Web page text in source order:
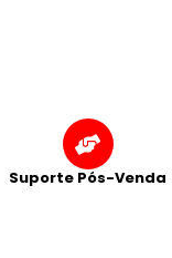
Suporte Pós-Venda